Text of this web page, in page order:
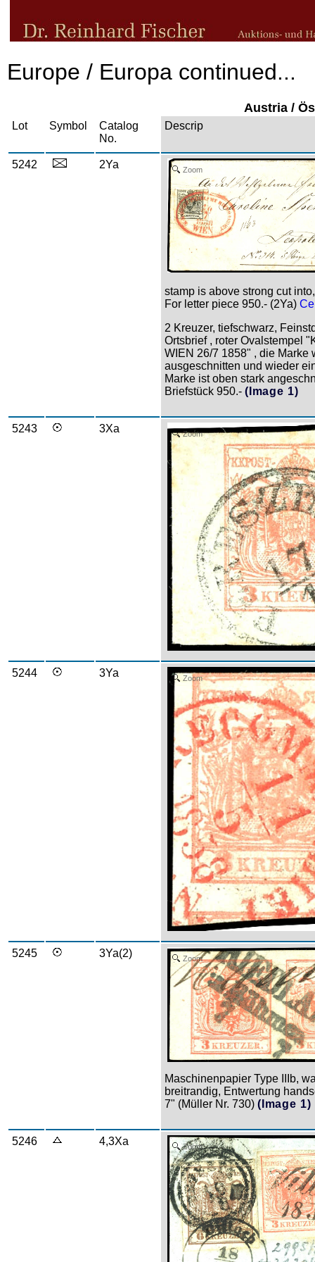
Europe / Europa continued...
Austria /
Lot Symbol
Catalog
No.
Descrip
5242 2Ya Zoom
stamp is above strong cut
For letter piece 950.- (2Ya)
2 Kreuzer, tiefschwarz,
Ortsbrief , roter Ovalstempel
WIEN 26/7 1858" , die Marke
ausgeschnitten und wieder
Marke ist oben stark
Briefstück 950.- (Image 1)
5243 3Xa Zoom
5244 3Ya Zoom
5245 3Ya(2) Zoom
Maschinenpapier Type IIIb,
breitrandig, Entwertung
7" (Müller Nr. 730) (Image 1)
5246 4,3Xa Zoom